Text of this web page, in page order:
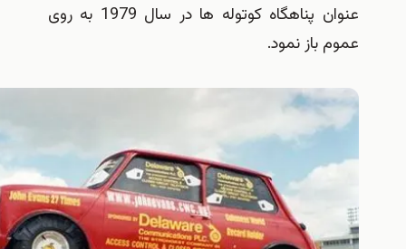
عنوان پناهگاه کوتوله ها در سال 1979 به روی
نمود.